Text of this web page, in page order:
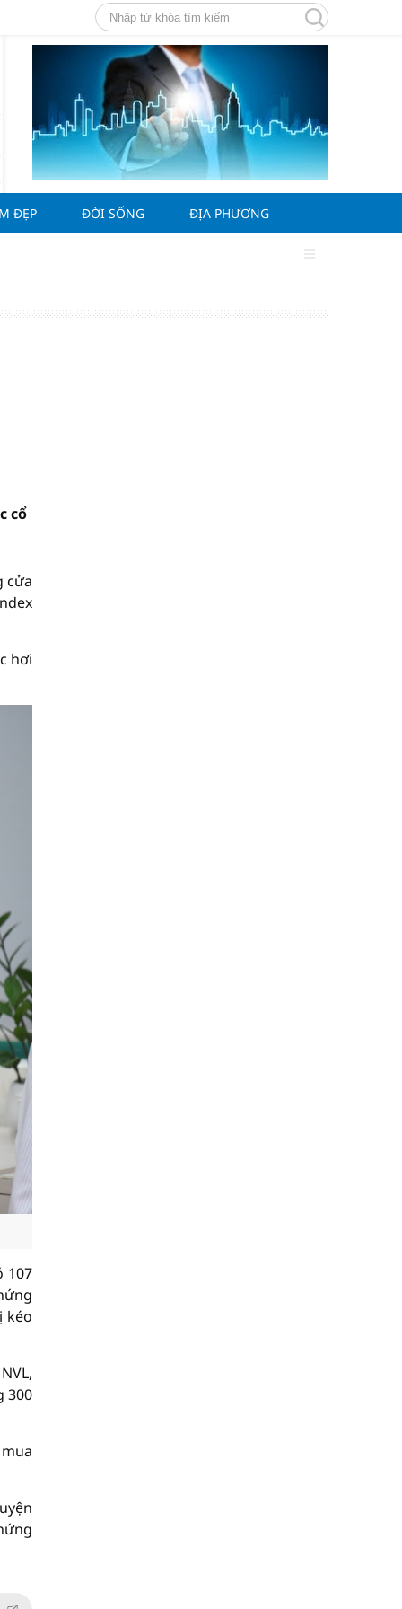
ĐẸP ĐỜI SỐNG ĐỊA PHƯƠNG
cổ
cửa
hơi
107
kéo
300